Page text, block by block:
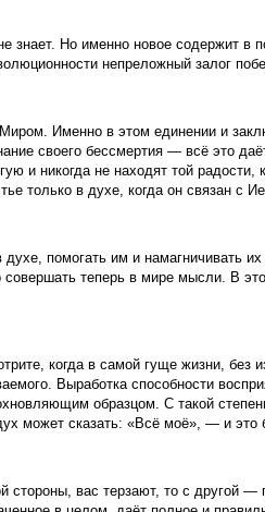
знает. Но именно новое содержит
непреложный залог
Именно в этом единении и
своего бессмертия — всё это
и никогда не находят той
только в духе, когда он связан с
помогать им и намагничивать
теперь в мире мысли. В
когда в самой гуще жизни, без
Выработка способности
образцом. С такой
может сказать: «Всё моё», — и это
вас терзают, то с другой